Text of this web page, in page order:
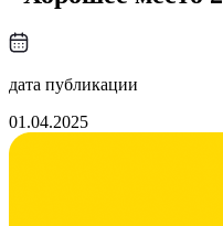
дата публикации
01.04.2025